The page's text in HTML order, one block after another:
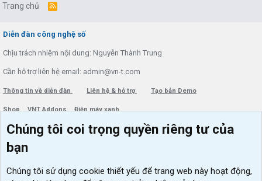
Trang chủ
R
Diễn đàn công nghệ số
Chịu trách nhiệm nội dung: Nguyễn Thành Trung
Cần hỗ trợ liên hệ email: admin@vn-t.com
Thông tin về diễn đàn Liên hệ & hỗ trợ Tạo bản Demo
Shop VNT Addons Điện máy xanh
Menu thành viên
Đăng nhập
Diễn đàn
Kích hoạt Windows/ Office miễn phí
Chúng tôi coi trọng quyền riêng tư của
bạn
Chúng tôi sử dụng cookie thiết yếu để trang web này hoạt động,